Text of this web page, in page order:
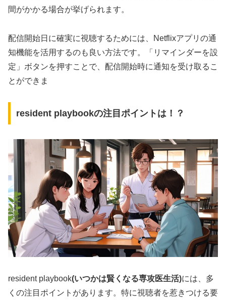
間がかかる場合が挙げられます。
配信開始日に確実に視聴するためには、Netflixアプリの通
知機能を活用するのも良い方法です。「リマインダーを設
定」ボタンを押すことで、配信開始時に通知を受け取るこ
とができま
resident playbookの注目ポイントは！？
resident playbook(いつかは賢くなる専攻医生活)には、多
くの注目ポイントがあります。特に視聴者を惹きつける要